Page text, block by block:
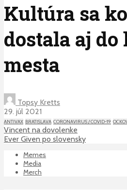
Kultúra sa
dostala aj
mesta
Topsy Kretts
29. júl 2021
ANTIVAX BRATISLAVA CORONAVIRUS / COVID-19
Vincent na dovolenke
Ever Given po slovensky
Memes
Media
Merch